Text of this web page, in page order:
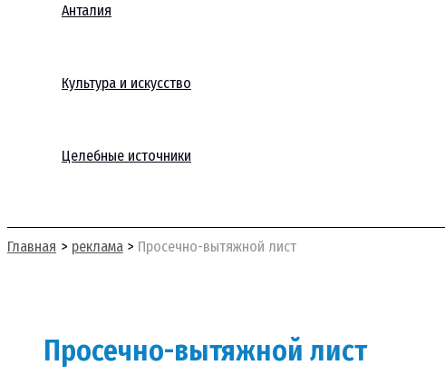
Анталия
Культура и искусство
Целебные источники
Главная реклама Просечно-вытяжной лист
Просечно-вытяжной лист